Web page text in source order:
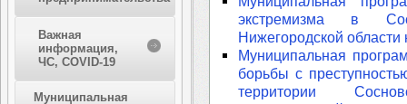
Важная
информация,
ЧС, COVID-19
Муниципальная
экстремизма в
Нижегородской
Муниципальная
борьбы с
территории